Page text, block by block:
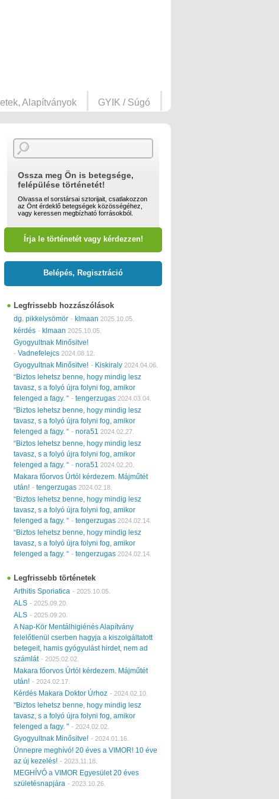
Alapítványok GYIK / Súgó
Ossza meg Ön is betegsége,
felépülése történetét!
Olvassa el sorstársai sztorijait, csatlakozzon
az Önt érdeklő betegségek közösségéhez,
vagy keressen megbízható forrásokból.
Írja le történetét vagy kérdezzen!
Belépés, Regisztráció
Legfrissebb hozzászólások
dg. pikkelysömör - klmaan 2025.10.05.
kérdés - klmaan 2025.10.05.
Gyogyultnak Minősitve!
- Vadnefelejcs 2024.08.12.
Gyogyultnak Minősitve! - Kiskiraly 2024.04.06.
“Biztos lehetsz benne, hogy mindig lesz
tavasz, s a folyó újra folyni fog, amikor
felenged a fagy. “ - tengerzugas 2024.03.04.
“Biztos lehetsz benne, hogy mindig lesz
tavasz, s a folyó újra folyni fog, amikor
felenged a fagy. “ - nora51 2024.02.27.
“Biztos lehetsz benne, hogy mindig lesz
tavasz, s a folyó újra folyni fog, amikor
felenged a fagy. “ - nora51 2024.02.20.
Makara főorvos Úrtól kérdezem. Májműtét
után! - tengerzugas 2024.02.18.
“Biztos lehetsz benne, hogy mindig lesz
tavasz, s a folyó újra folyni fog, amikor
felenged a fagy. “ - tengerzugas 2024.02.14.
“Biztos lehetsz benne, hogy mindig lesz
tavasz, s a folyó újra folyni fog, amikor
felenged a fagy. “ - tengerzugas 2024.02.14.
Legfrissebb történetek
Arthitis Sporiatica - 2025.10.05.
ALS - 2025.09.20.
ALS - 2025.09.20.
A Nap-Kör Mentálhigiénés Alapítvány
felelőtlenül cserben hagyja a kiszolgáltatott
betegeit, hamis gyógyulást hirdet, nem ad
számlát - 2025.02.02.
Makara főorvos Úrtól kérdezem. Májműtét
után! - 2024.02.17.
Kérdés Makara Doktor Úrhoz - 2024.02.10.
"Biztos lehetsz benne, hogy mindig lesz
tavasz, s a folyó újra folyni fog, amikor
felenged a fagy. " - 2024.02.02.
Gyogyultnak Minősitve! - 2024.01.16.
Ünnepre meghívó! 20 éves a VIMOR! 10 éve
az új kezelés! - 2023.11.18.
MEGHÍVÓ a VIMOR Egyesület 20 éves
születésnapjára - 2023.10.26.